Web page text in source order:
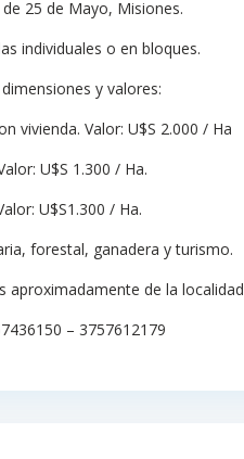
25 de Mayo, Misiones.
individuales o en bloques.
y valores:
vivienda. Valor: U$S 2.000 / Ha
U$S 1.300 / Ha.
U$S1.300 / Ha.
forestal, ganadera y turismo.
aproximadamente de la
– 3757612179